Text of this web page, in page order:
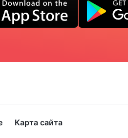
Карта сайта